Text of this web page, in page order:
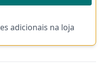
adicionais na loja